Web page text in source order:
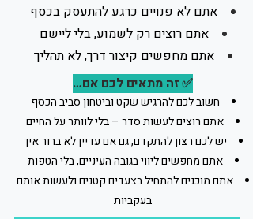
אתם לא פנויים כרגע להתעסק בכסף
אתם רוצים רק לשמוע, בלי ליישם
אתם מחפשים קיצור דרך, לא תהליך
✅ זה מתאים לכם אם…
חשוב לכם להרגיש שקט וביטחון סביב הכסף
אתם רוצים לעשות סדר – בלי לוותר על החיים
יש לכם רצון להתקדם, גם אם עדיין לא ברור איך
אתם מחפשים ליווי בגובה העיניים, בלי הטפות
אתם מוכנים להתחיל בצעדים קטנים ולעשות אותם
בעקביות